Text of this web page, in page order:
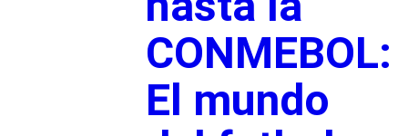
CONMEBOL:
El mundo